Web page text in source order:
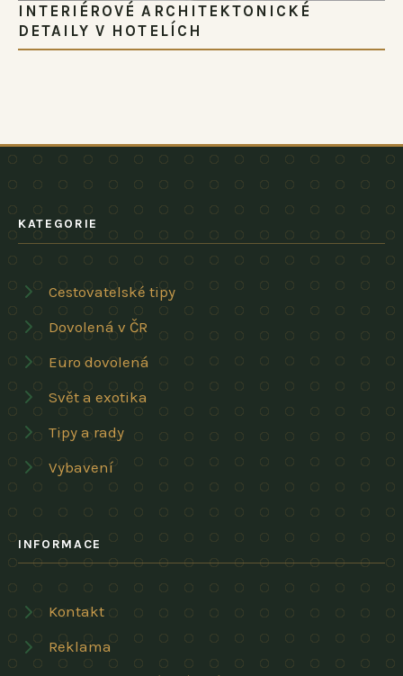
INTERIÉROVÉ ARCHITEKTONICKÉ
DETAILY V HOTELÍCH
KATEGORIE
Cestovatelské tipy
Dovolená v ČR
Euro dovolená
Svět a exotika
Tipy a rady
Vybavení
INFORMACE
Kontakt
Reklama